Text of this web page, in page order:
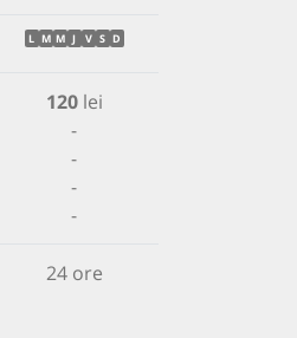
L M M J V S D
120lei
-
-
-
-
24 ore